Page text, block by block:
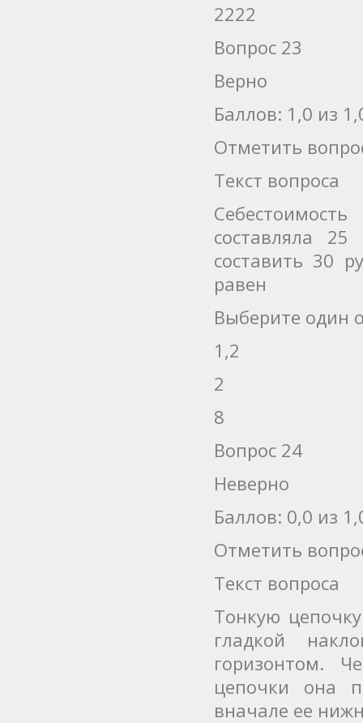
2222
Вопрос 23
Верно
Баллов: 1,0 из
Отметить
Текст вопроса
составляла
составить 30
равен
Выберите один
1,2
2
8
Вопрос 24
Неверно
Баллов: 0,0 из
Отметить
Текст вопроса
Тонкую
гладкой
горизонтом.
цепочки она
вначале ее